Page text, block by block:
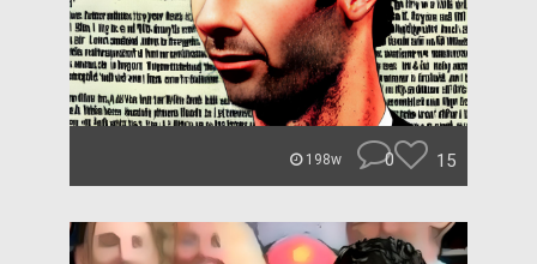
198w 0 15